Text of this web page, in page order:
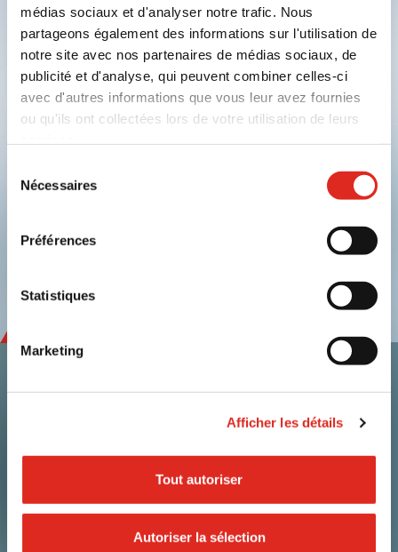
médias sociaux et d'analyser notre trafic. Nous
partageons également des informations sur l'utilisation de
notre site avec nos partenaires de médias sociaux, de
publicité et d'analyse, qui peuvent combiner celles-ci
avec d'autres informations que vous leur avez fournies
ou qu'ils ont collectées lors de votre utilisation de leurs
Mentions légales
Nécessaires
Préférences
Statistiques
Marketing
Afficher les détails
Tout autoriser
Autoriser la sélection
i.safe MOBILE GmbH
i_Park Tauberfranken 10
Allemagne